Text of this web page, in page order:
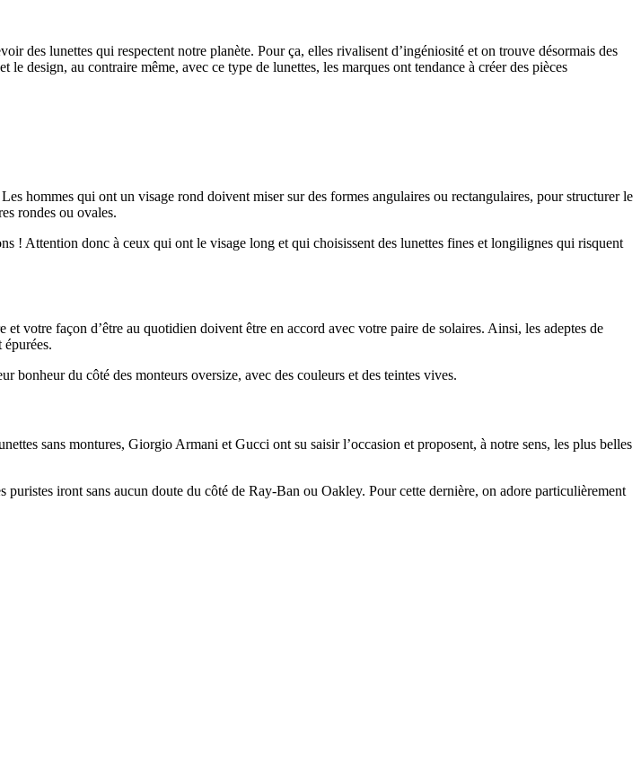
des lunettes qui respectent notre planète. Pour ça, elles rivalisent d’ingéniosité et on trouve désormais des
design, au contraire même, avec ce type de lunettes, les marques ont tendance à créer des pièces
hommes qui ont un visage rond doivent miser sur des formes angulaires ou rectangulaires, pour structurer le
rondes ou ovales.
! Attention donc à ceux qui ont le visage long et qui choisissent des lunettes fines et longilignes qui risquent
votre façon d’être au quotidien doivent être en accord avec votre paire de solaires. Ainsi, les adeptes de
bonheur du côté des monteurs oversize, avec des couleurs et des teintes vives.
sans montures, Giorgio Armani et Gucci ont su saisir l’occasion et proposent, à notre sens, les plus belles
iront sans aucun doute du côté de Ray-Ban ou Oakley. Pour cette dernière, on adore particulièrement